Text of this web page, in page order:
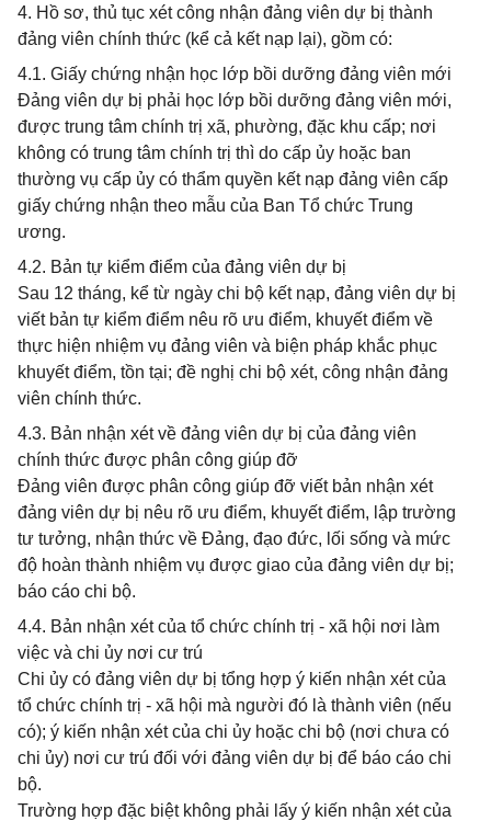
4. Hồ sơ, thủ tục xét công nhận đảng viên dự bị thành
đảng viên chính thức (kể cả kết nạp lại), gồm có:
4.1. Giấy chứng nhận học lớp bồi dưỡng đảng viên mới
Đảng viên dự bị phải học lớp bồi dưỡng đảng viên mới,
được trung tâm chính trị xã, phường, đặc khu cấp; nơi
không có trung tâm chính trị thì do cấp ủy hoặc ban
thường vụ cấp ủy có thẩm quyền kết nạp đảng viên cấp
giấy chứng nhận theo mẫu của Ban Tổ chức Trung
ương.
4.2. Bản tự kiểm điểm của đảng viên dự bị
Sau 12 tháng, kể từ ngày chi bộ kết nạp, đảng viên dự bị
viết bản tự kiểm điểm nêu rõ ưu điểm, khuyết điểm về
thực hiện nhiệm vụ đảng viên và biện pháp khắc phục
khuyết điểm, tồn tại; đề nghị chi bộ xét, công nhận đảng
viên chính thức.
4.3. Bản nhận xét về đảng viên dự bị của đảng viên
chính thức được phân công giúp đỡ
Đảng viên được phân công giúp đỡ viết bản nhận xét
đảng viên dự bị nêu rõ ưu điểm, khuyết điểm, lập trường
tư tưởng, nhận thức về Đảng, đạo đức, lối sống và mức
độ hoàn thành nhiệm vụ được giao của đảng viên dự bị;
báo cáo chi bộ.
4.4. Bản nhận xét của tổ chức chính trị - xã hội nơi làm
việc và chi ủy nơi cư trú
Chi ủy có đảng viên dự bị tổng hợp ý kiến nhận xét của
tổ chức chính trị - xã hội mà người đó là thành viên (nếu
có); ý kiến nhận xét của chi ủy hoặc chi bộ (nơi chưa có
chi ủy) nơi cư trú đối với đảng viên dự bị để báo cáo chi
bộ.
Trường hợp đặc biệt không phải lấy ý kiến nhận xét của